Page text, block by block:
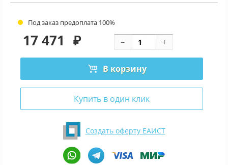
Под заказ предоплата 100%
17 471 ₽
В корзину
Купить в один клик
Создать оферту ЕАИСТ